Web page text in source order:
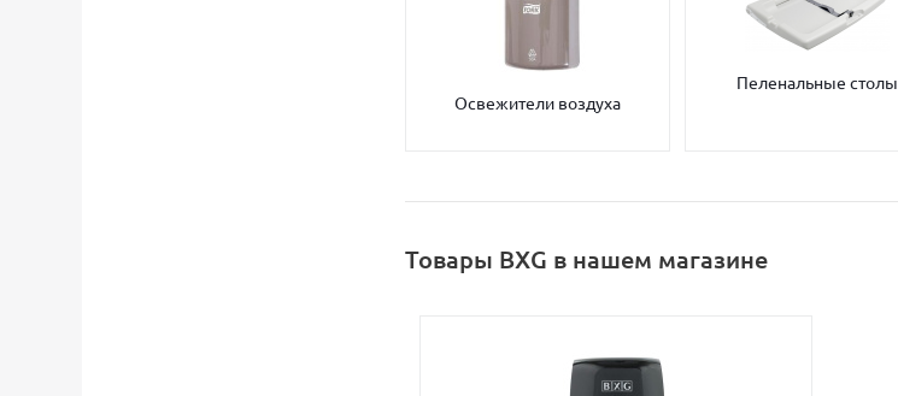
Освежители воздуха
Пеленальные столы
Товары BXG в нашем магазине